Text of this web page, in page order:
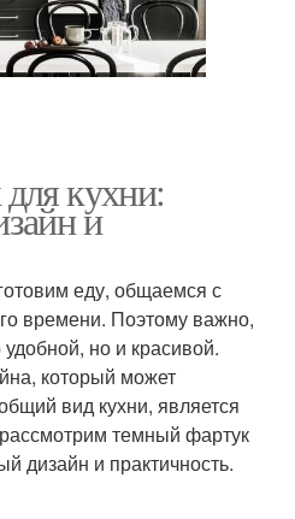
кухни:
и
еду, общаемся с
времени. Поэтому важно,
но и красивой.
который может
вид кухни, является
темный фартук
дизайн и практичность.